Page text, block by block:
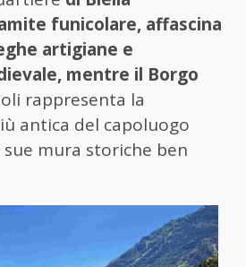
funicolare, affascina
artigiane e
mentre il Borgo
rappresenta la
antica del capoluogo
mura storiche ben